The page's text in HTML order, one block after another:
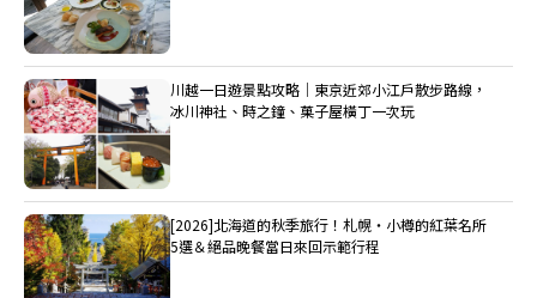
川越一日遊景點攻略｜東京近郊小江戶散步路線，
冰川神社、時之鐘、菓子屋橫丁一次玩
[2026]北海道的秋季旅行！札幌・小樽的紅葉名所
5選＆絕品晚餐當日來回示範行程